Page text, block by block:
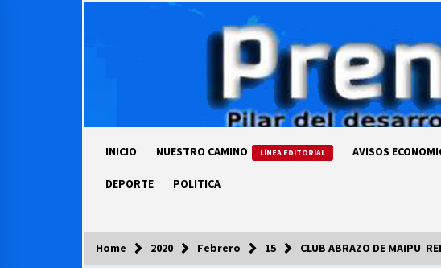
INICIO NUESTRO CAMINO LÍNEA EDITORIAL AVISOS
DEPORTE POLITICA
COLUMNISTA
Home 2020 Febrero 15 CLUB ABRAZO DE MAIPU